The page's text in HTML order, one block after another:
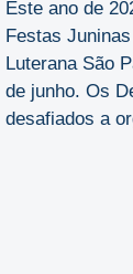
Este ano de
Festas
Luterana São
de junho. Os
desafiados a